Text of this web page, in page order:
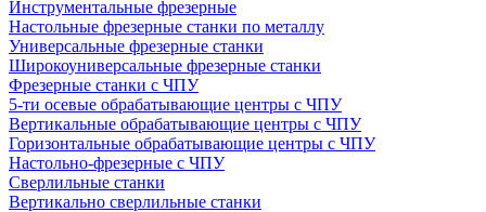
Инструментальные фрезерные
Настольные фрезерные станки по металлу
Универсальные фрезерные станки
Широкоуниверсальные фрезерные станки
Фрезерные станки с ЧПУ
5-ти осевые обрабатывающие центры с ЧПУ
Вертикальные обрабатывающие центры с ЧПУ
Горизонтальные обрабатывающие центры с ЧПУ
Настольно-фрезерные с ЧПУ
Сверлильные станки
Вертикально сверлильные станки